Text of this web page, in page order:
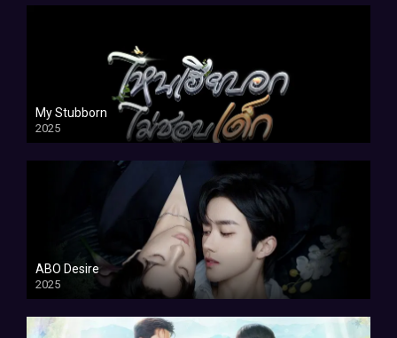
My Stubborn
2025
ABO Desire
2025